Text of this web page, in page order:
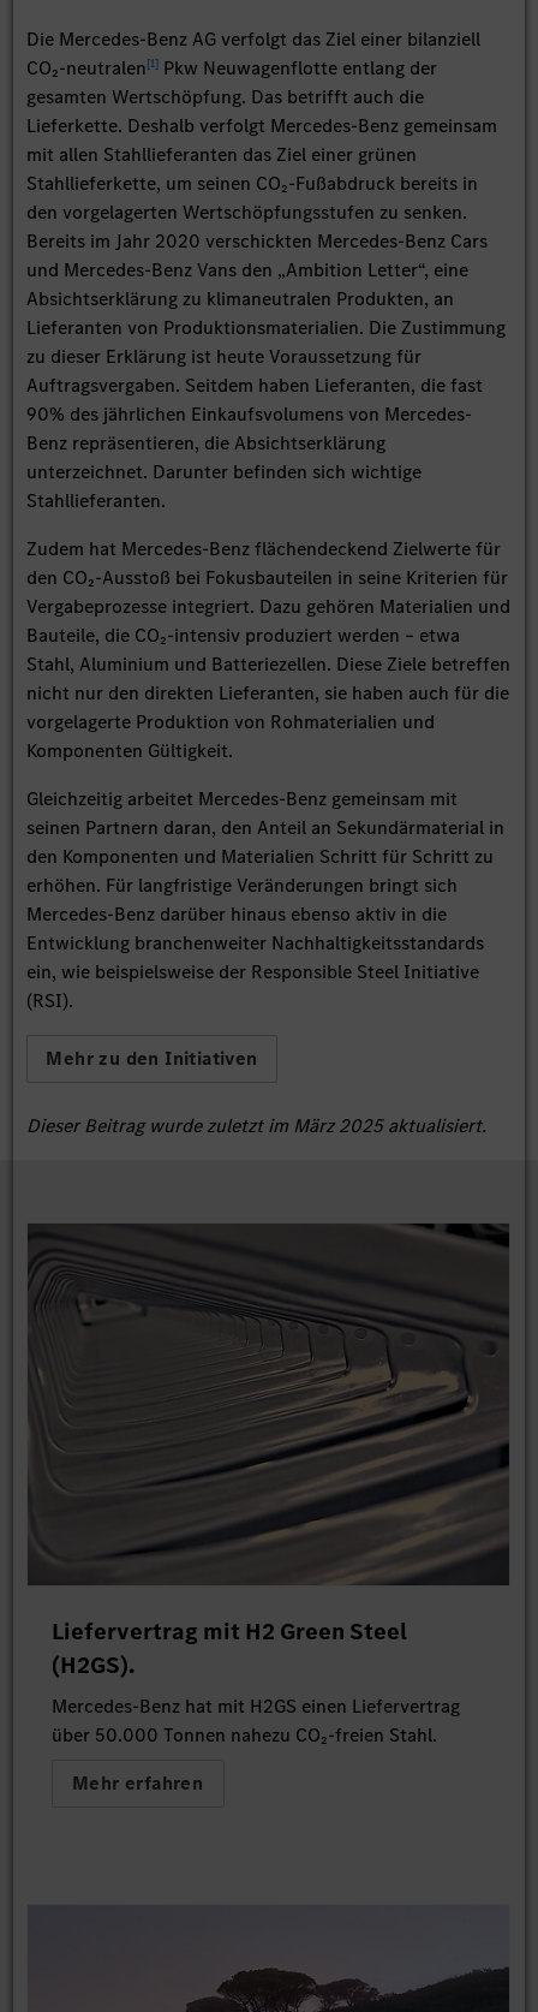
Die Mercedes-Benz AG verfolgt das Ziel einer bilanziell
CO₂-neutralen[1] Pkw Neuwagenflotte entlang der
gesamten Wertschöpfung. Das betrifft auch die
Lieferkette. Deshalb verfolgt Mercedes-Benz gemeinsam
mit allen Stahllieferanten das Ziel einer grünen
Stahllieferkette, um seinen CO₂-Fußabdruck bereits in
den vorgelagerten Wertschöpfungsstufen zu senken.
Bereits im Jahr 2020 verschickten Mercedes-Benz Cars
und Mercedes-Benz Vans den „Ambition Letter“, eine
Absichtserklärung zu klimaneutralen Produkten, an
Lieferanten von Produktionsmaterialien. Die Zustimmung
zu dieser Erklärung ist heute Voraussetzung für
Auftragsvergaben. Seitdem haben Lieferanten, die fast
90% des jährlichen Einkaufsvolumens von Mercedes-
Benz repräsentieren, die Absichtserklärung
unterzeichnet. Darunter befinden sich wichtige
Stahllieferanten.
Zudem hat Mercedes-Benz flächendeckend Zielwerte für
den CO₂-Ausstoß bei Fokusbauteilen in seine Kriterien für
Vergabeprozesse integriert. Dazu gehören Materialien und
Bauteile, die CO₂-intensiv produziert werden – etwa
Stahl, Aluminium und Batteriezellen. Diese Ziele betreffen
nicht nur den direkten Lieferanten, sie haben auch für die
vorgelagerte Produktion von Rohmaterialien und
Komponenten Gültigkeit.
Gleichzeitig arbeitet Mercedes-Benz gemeinsam mit
seinen Partnern daran, den Anteil an Sekundärmaterial in
den Komponenten und Materialien Schritt für Schritt zu
erhöhen. Für langfristige Veränderungen bringt sich
Mercedes-Benz darüber hinaus ebenso aktiv in die
Entwicklung branchenweiter Nachhaltigkeitsstandards
ein, wie beispielsweise der Responsible Steel Initiative
(RSI).
Mehr zu den Initiativen
Dieser Beitrag wurde zuletzt im März 2025 aktualisiert.
Liefervertrag mit H2 Green Steel
(H2GS).
Mercedes-Benz hat mit H2GS einen Liefervertrag
über 50.000 Tonnen nahezu CO₂-freien Stahl.
Mehr erfahren